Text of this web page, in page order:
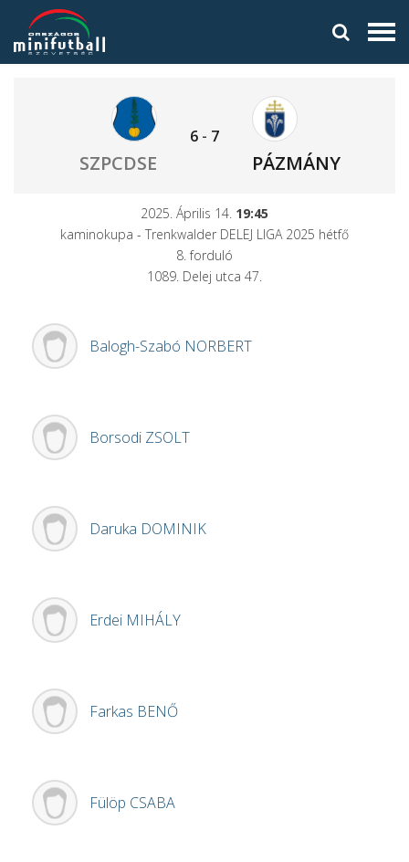
SZPCDSE
6- 7
PÁZMÁNY
2025. Április 14. 19:45
kaminokupa - Trenkwalder DELEJ LIGA 2025 hétfő
8. forduló
1089. Delej utca 47.
Balogh-Szabó NORBERT
Borsodi ZSOLT
Daruka DOMINIK
Erdei MIHÁLY
Farkas BENŐ
Fülöp CSABA